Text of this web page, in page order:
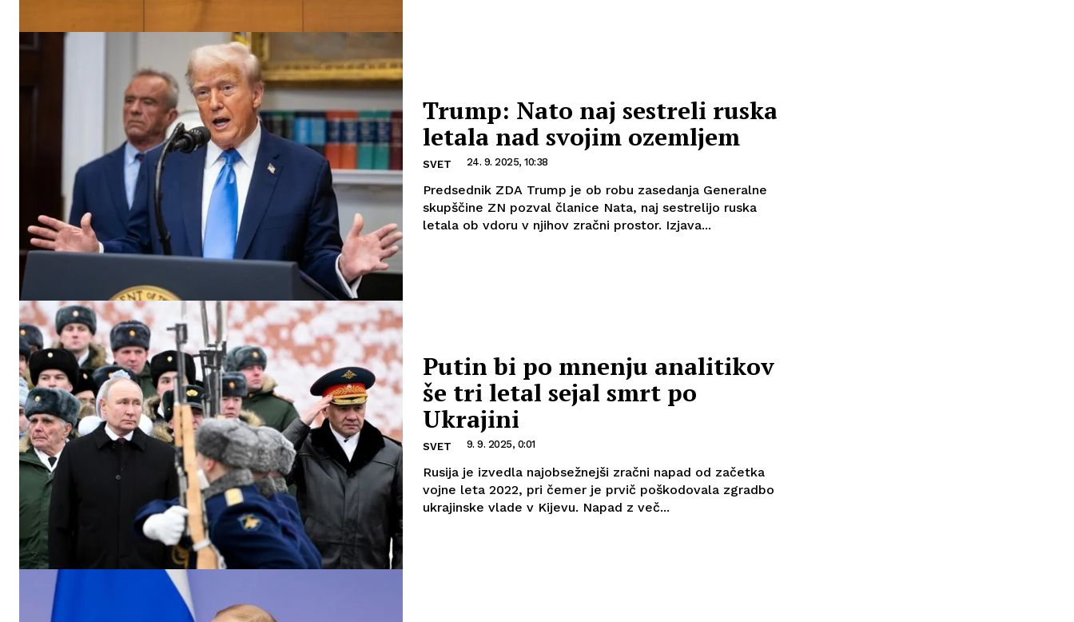
Trump: Nato naj sestreli ruska
letala nad svojim ozemljem
SVET 24. 9. 2025, 10:38
Predsednik ZDA Trump je ob robu zasedanja Generalne
skupščine ZN pozval članice Nata, naj sestrelijo ruska
letala ob vdoru v njihov zračni prostor. Izjava...
Putin bi po mnenju analitikov
še tri letal sejal smrt po
Ukrajini
SVET 9. 9. 2025, 0:01
Rusija je izvedla najobsežnejši zračni napad od začetka
vojne leta 2022, pri čemer je prvič poškodovala zgradbo
ukrajinske vlade v Kijevu. Napad z več...